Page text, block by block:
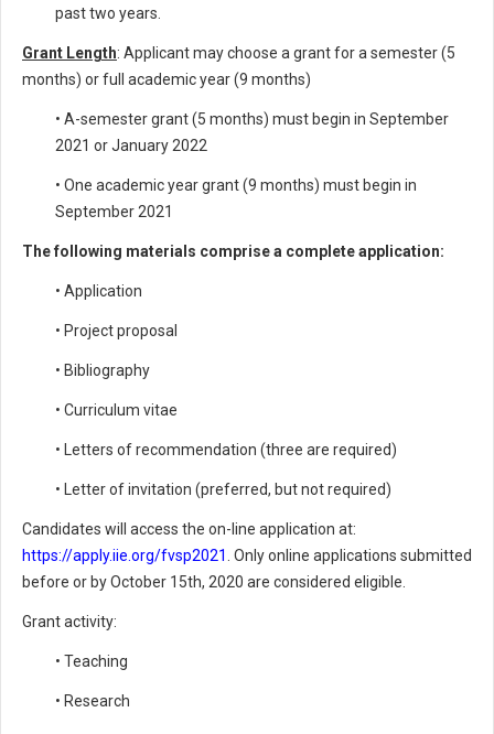
past two years.
Grant Length: Applicant may choose a grant for a semester (5
months) or full academic year (9 months)
• A-semester grant (5 months) must begin in September
2021 or January 2022
• One academic year grant (9 months) must begin in
September 2021
The following materials comprise a complete application:
• Application
• Project proposal
• Bibliography
• Curriculum vitae
• Letters of recommendation (three are required)
• Letter of invitation (preferred, but not required)
Candidates will access the on-line application at:
https://apply.iie.org/fvsp2021 . Only online applications submitted
before or by October 15th, 2020 are considered eligible.
Grant activity:
• Teaching
• Research